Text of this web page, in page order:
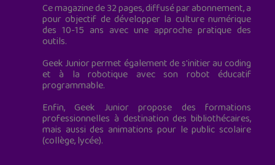
Ce magazine de 32 pages, diffusé par abonnement, a
pour objectif de développer la culture numérique
des 10-15 ans avec une approche pratique des
outils.
Geek Junior permet également de s'initier au coding
et à la robotique avec son robot éducatif
programmable.
Enfin, Geek Junior propose des formations
professionnelles à destination des bibliothécaires,
mais aussi des animations pour le public scolaire
(collège, lycée).